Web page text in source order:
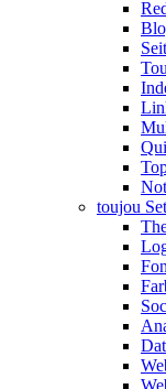
toujou